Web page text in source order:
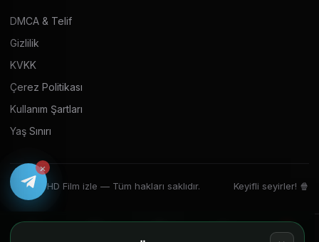
DMCA & Telif
Gizlilik
KVKK
Çerez Politikası
Kullanım Şartları
Yaş Sınırı
© 2026 HD Film izle — Tüm hakları saklıdır. Keyifli seyirler! 🍿
×